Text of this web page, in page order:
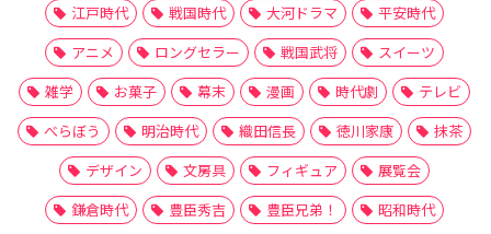
江戸時代 戦国時代 大河ドラマ
平安時代
アニメ
ロングセラー 戦国武将
スイーツ
雑学
お菓子 幕末 漫画 時代劇
テレビ
べらぼう
明治時代 織田信長 徳川家康
抹茶
デザイン
文房具 フィギュア
展覧会
鎌倉時代
豊臣秀吉 豊臣兄弟！
昭和時代